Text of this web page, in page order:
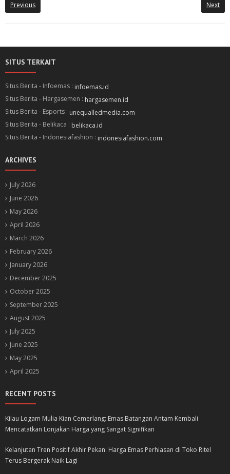
Previous Next
SITUS TERKAIT
Situs Berita - Infoemas : infoemas.id
Situs Berita - Hargasemen : hargasemen.id
Situs Berita - Esports : unequalledmedia.com
Situs Berita - Belikaca : belikaca.id
Situs Berita - Indonesiafashion : indonesiafashion.com
ARCHIVES
July 2026
June 2026
May 2026
April 2026
March 2026
February 2026
January 2026
December 2025
October 2025
September 2025
August 2025
July 2025
June 2025
May 2025
April 2025
RECENT POSTS
Kilau Logam Mulia Kian Cemerlang: Emas Batangan Antam Kembali
Mencatatkan Lonjakan Harga yang Sangat Signifikan
Kelanjutan Tren Positif Akhir Pekan: Harga Emas Perhiasan di Toko Ritel
Terus Bergerak Naik Lagi